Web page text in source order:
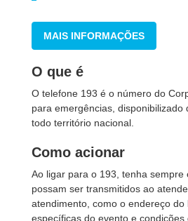
MAIS INFORMAÇÕES
O que é
O telefone 193 é o número do
para emergências, disponibilizado
todo território nacional.
Como acionar
Ao ligar para o 193, tenha sempre
possam ser transmitidos ao
atendimento, como o endereço
específicas do evento e condições